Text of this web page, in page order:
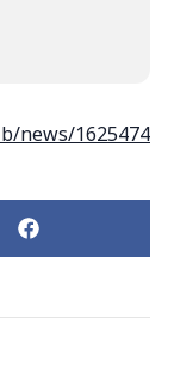
news/1625474